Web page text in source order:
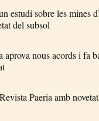
estudi sobre les mines
del subsol
aprova nous acords i fa
Paeria amb